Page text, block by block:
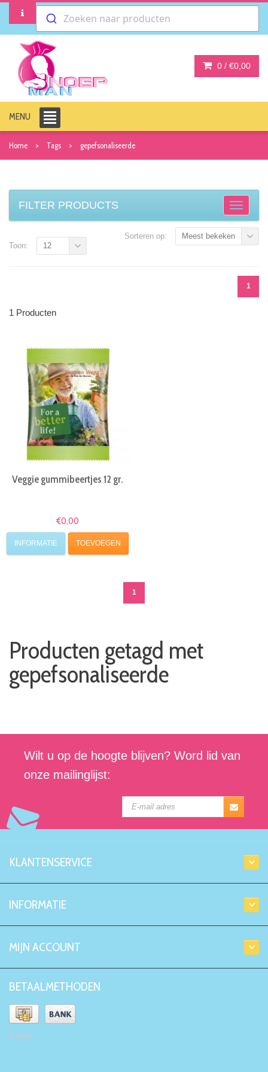
Zoeken naar producten
0 / €0,00
MENU
Home Tags gepefsonaliseerde
FILTER PRODUCTS
Sorteren op: Meest bekeken
1
Toon: 12
1 Producten
Veggie gummibeertjes 12 gr.
€0,00
INFORMATIE TOEVOEGEN
1
Producten getagd met
gepefsonaliseerde
Wilt u op de hoogte blijven? Word lid van
onze mailinglijst:
KLANTENSERVICE
INFORMATIE
MIJN ACCOUNT
BETAALMETHODEN
Kiyoh